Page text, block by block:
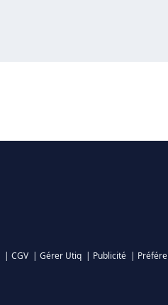
| CGV | Gérer Utiq | Publicité |